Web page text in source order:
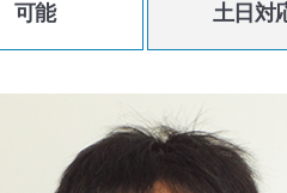
可能 土日対